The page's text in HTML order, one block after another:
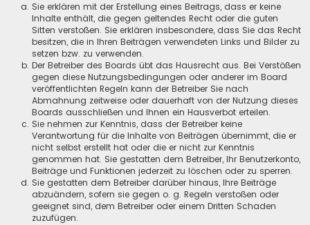
Sie erklären mit der Erstellung eines Beitrags, dass er keine
Inhalte enthält, die gegen geltendes Recht oder die guten
Sitten verstoßen. Sie erklären insbesondere, dass Sie das Recht
besitzen, die in Ihren Beiträgen verwendeten Links und Bilder zu
setzen bzw. zu verwenden.
Der Betreiber des Boards übt das Hausrecht aus. Bei Verstößen
gegen diese Nutzungsbedingungen oder anderer im Board
veröffentlichten Regeln kann der Betreiber Sie nach
Abmahnung zeitweise oder dauerhaft von der Nutzung dieses
Boards ausschließen und Ihnen ein Hausverbot erteilen.
Sie nehmen zur Kenntnis, dass der Betreiber keine
Verantwortung für die Inhalte von Beiträgen übernimmt, die er
nicht selbst erstellt hat oder die er nicht zur Kenntnis
genommen hat. Sie gestatten dem Betreiber, Ihr Benutzerkonto,
Beiträge und Funktionen jederzeit zu löschen oder zu sperren.
Sie gestatten dem Betreiber darüber hinaus, Ihre Beiträge
abzuändern, sofern sie gegen o. g. Regeln verstoßen oder
geeignet sind, dem Betreiber oder einem Dritten Schaden
zuzufügen.